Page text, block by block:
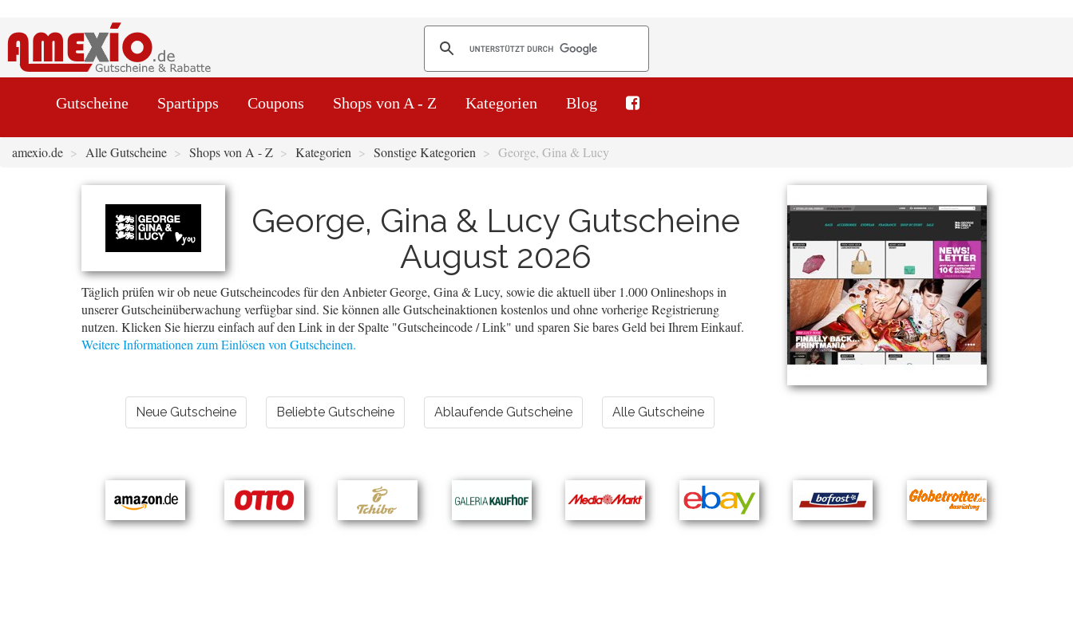
Gutscheine Spartipps Coupons Shops von A - Z Kategorien Blog
amexio.de Alle Gutscheine Shops von A - Z Kategorien Sonstige Kategorien George, Gina & Lucy
George, Gina & Lucy Gutscheine
August 2026
Täglich prüfen wir ob neue Gutscheincodes für den Anbieter George, Gina & Lucy, sowie die aktuell über 1.000 Onlineshops in
unserer Gutscheinüberwachung verfügbar sind. Sie können alle Gutscheinaktionen kostenlos und ohne vorherige Registrierung
nutzen. Klicken Sie hierzu einfach auf den Link in der Spalte "Gutscheincode / Link" und sparen Sie bares Geld bei Ihrem Einkauf.
Weitere Informationen zum Einlösen von Gutscheinen.
Neue Gutscheine Beliebte Gutscheine Ablaufende Gutscheine Alle Gutscheine